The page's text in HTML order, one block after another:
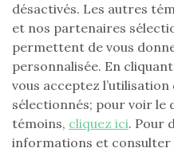
La FLG secteur 01D est
Centre Émilie-Gamelinpar
1000 $. Cet organisme
à la problématique de la
organiser des activités et
pour les personnes vivant
mentale.
désactivés. Les autres
et nos partenaires
permettent de vous
personnalisée. En cliquant
vous acceptez l’utilisation
sélectionnés; pour voir le
témoins, cliquez ici. Pour
informations et